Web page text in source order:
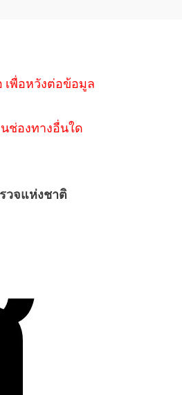
เพื่อหวังต่อข้อมูล
ช่องทางอื่นใด
วจแห่งชาติ